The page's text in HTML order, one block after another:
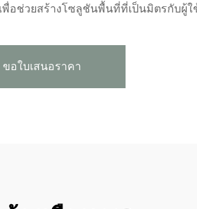
อช่วยสร้างโซลูชันพื้นที่ที่เป็นมิตรกับผู้ใ
ขอใบเสนอราคา